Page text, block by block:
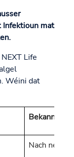
Infektioun mat
Life
Wéini dat
Bekannt
Nach net